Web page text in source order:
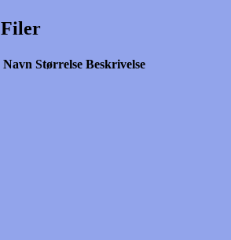
Filer
Navn Størrelse Beskrivelse